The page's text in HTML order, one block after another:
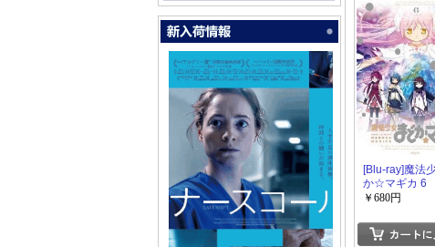
[Blu-ray]魔法
か☆マギカ 6
￥680円